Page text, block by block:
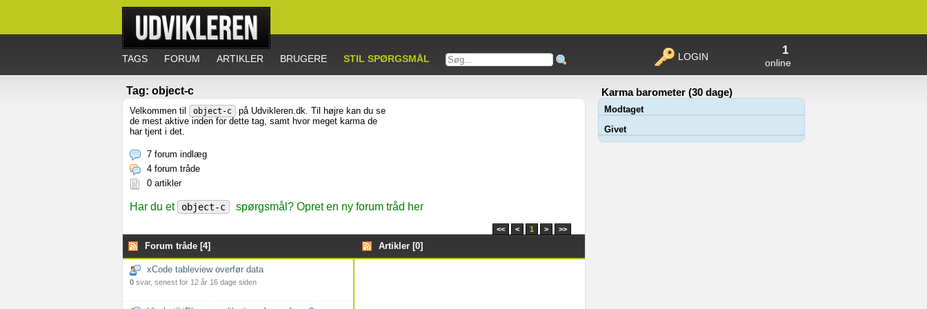
TAGS FORUM ARTIKLER BRUGERE STIL SPØRGSMÅL
1
online
LOGIN
Tag: object-c
Velkommen til object-c
på Udvikleren.dk. Til højre kan du se
de mest aktive inden for dette tag, samt hvor meget karma de
har tjent i det.
7 forum indlæg
4 forum tråde
0 artikler
Har du et object-c spørgsmål? Opret en ny forum tråd her
<< < 1 > >>
Forum tråde [4] Artikler [0]
xCode tableview overfør data
0 svar, senest for 12 år 16 dage siden
Karma barometer (30 dage)
Modtaget
Givet